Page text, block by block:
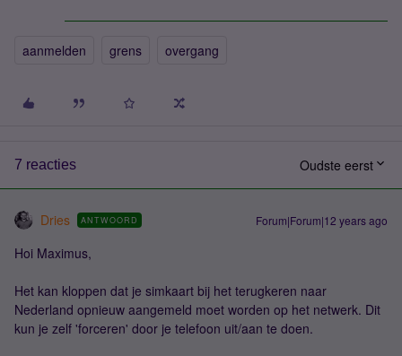
aanmelden grens overgang
7 reacties Oudste eerst
Dries ANTWOORD Forum|Forum|12 years ago
Hoi Maximus,
Het kan kloppen dat je simkaart bij het terugkeren naar
Nederland opnieuw aangemeld moet worden op het netwerk. Dit
kun je zelf 'forceren' door je telefoon uit/aan te doen.